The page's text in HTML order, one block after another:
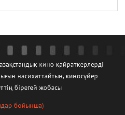
кино қайраткерлерді
насихаттайтын, киносүйер
бірегей жобасы
бойынша)